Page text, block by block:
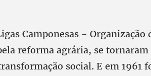
Camponesas - Organização
reforma agrária, se
social. E em 1961